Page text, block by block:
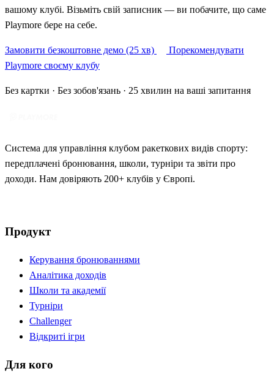
вашому клубі. Візьміть свій записник — ви побачите, що саме
Playmore бере на себе.
Замовити безкоштовне демо (25 хв)
Порекомендувати
Playmore своєму клубу
Без картки · Без зобов'язань · 25 хвилин на ваші запитання
Система для управління клубом ракеткових видів спорту:
передплачені бронювання, школи, турніри та звіти про
доходи. Нам довіряють 200+ клубів у Європі.
Продукт
Керування бронюваннями
Аналітика доходів
Школи та академії
Турніри
Challenger
Відкриті ігри
Для кого